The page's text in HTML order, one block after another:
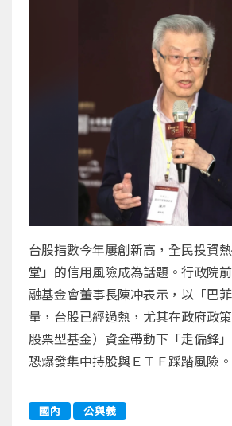
台股指數今年屢創新高，全民投資
堂」的信用風險成為話題。行政院
融基金會董事長陳冲表示，以「巴
量，台股已經過熱，尤其在政府政
股票型基金）資金帶動下「走偏鋒
恐爆發集中持股與ＥＴＦ踩踏風險。
國內 公與義